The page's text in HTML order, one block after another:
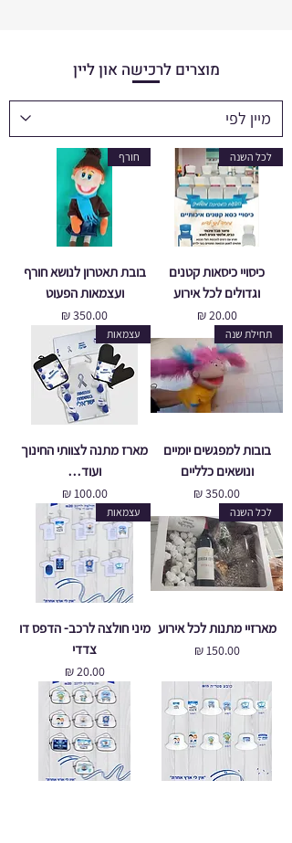
מוצרים לרכישה און ליין
לכל השנה
כיסויי כיסאות קטנים
וגדולים לכל אירוע
מחיר‏20.00 ‏₪
חורף
בובת תאטרון לנושא חורף
ועצמאות הפעוט
מחיר
תחילת שנה
בובות למפגשים יומיים
ונושאים כלליים
מחיר
עצמאות
מארז מתנה לצוותי החינוך
ועוד…
מחיר‏100.00 ‏₪
לכל השנה
מארזיי מתנות לכל אירוע
מחיר‏150.00 ‏₪
עצמאות
מיני חולצה לרכב- הדפס דו
צדדי
מחיר‏20.00 ‏₪